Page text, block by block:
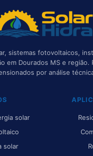
sistemas fotovoltaicos,
em Dourados MS e região.
por análise
solar
solar